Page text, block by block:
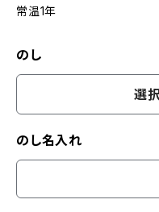
常温1年
のし
選
のし名入れ